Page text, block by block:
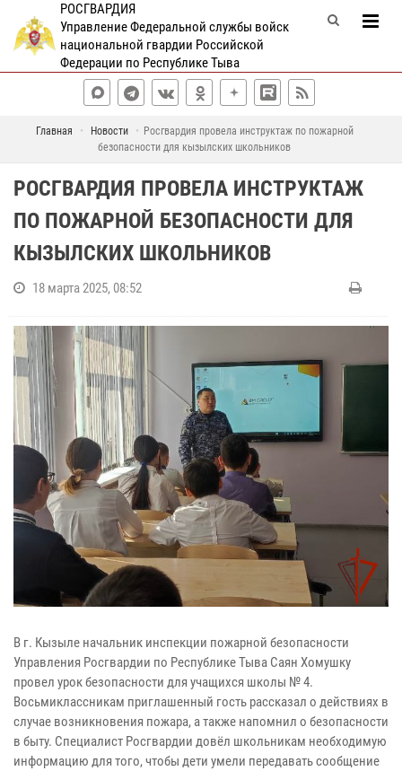
РОСГВАРДИЯ
Управление Федеральной службы войск
национальной гвардии Российской
Федерации по Республике Тыва
Главная Новости
Росгвардия провела инструктаж по пожарной
безопасности для кызылских школьников
РОСГВАРДИЯ ПРОВЕЛА ИНСТРУКТАЖ
ПО ПОЖАРНОЙ БЕЗОПАСНОСТИ ДЛЯ
КЫЗЫЛСКИХ ШКОЛЬНИКОВ
18 марта 2025, 08:52
В г. Кызыле начальник инспекции пожарной безопасности
Управления Росгвардии по Республике Тыва Саян Хомушку
провел урок безопасности для учащихся школы № 4.
Восьмиклассникам приглашенный гость рассказал о действиях в
случае возникновения пожара, а также напомнил о безопасности
в быту. Специалист Росгвардии довёл школьникам необходимую
информацию для того, чтобы дети умели передавать сообщение